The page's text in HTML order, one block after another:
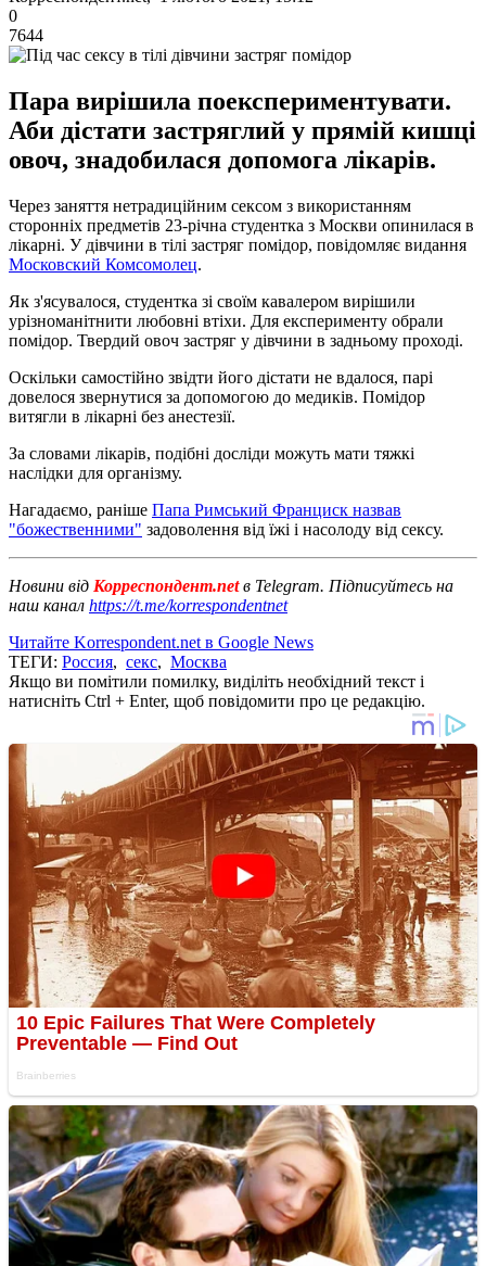
0
7644
Пара вирішила поекспериментувати.
Аби дістати застряглий у прямій кишці
овоч, знадобилася допомога лікарів.
Через заняття нетрадиційним сексом з використанням
сторонніх предметів 23-річна студентка з Москви опинилася в
лікарні. У дівчини в тілі застряг помідор, повідомляє видання
Московский Комсомолец.
Як з'ясувалося, студентка зі своїм кавалером вирішили
урізноманітнити любовні втіхи. Для експерименту обрали
помідор. Твердий овоч застряг у дівчини в задньому проході.
Оскільки самостійно звідти його дістати не вдалося, парі
довелося звернутися за допомогою до медиків. Помідор
витягли в лікарні без анестезії.
За словами лікарів, подібні досліди можуть мати тяжкі
наслідки для організму.
Нагадаємо, раніше Папа Римський Франциск назвав
"божественними" задоволення від їжі і насолоду від сексу.
Новини від Корреспондент.netв Telegram. Підписуйтесь на
наш канал https://t.me/korrespondentnet
Читайте Korrespondent.net в Google News
ТЕГИ: Россия, секс, Москва
Якщо ви помітили помилку, виділіть необхідний текст і
натисніть Ctrl + Enter, щоб повідомити про це редакцію.